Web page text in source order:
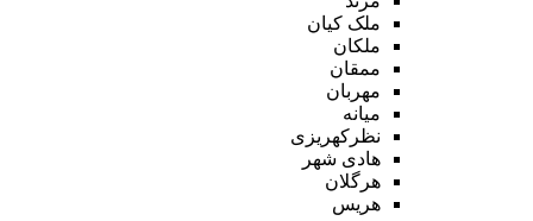
ملک کیان
ملکان
ممقان
مهربان
میانه
نظرکهریزی
هادی شهر
هرگلان
هریس